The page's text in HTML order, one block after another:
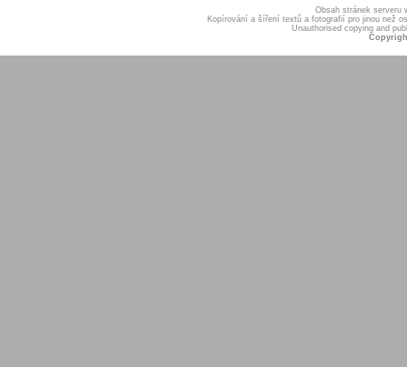
Obsah stránek serveru
Kopírování a šíření textů a fotografií pro jinou než
Unauthorised copying and